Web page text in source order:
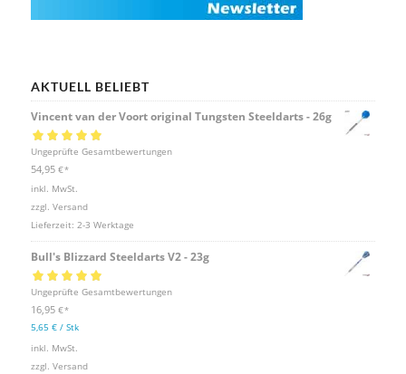
AKTUELL BELIEBT
Vincent van der Voort original Tungsten Steeldarts - 26g
Bewertet mit
5.00von 5
Ungeprüfte Gesamtbewertungen
54,95 €*
inkl. MwSt.
zzgl. Versand
Lieferzeit: 2-3 Werktage
Bull's Blizzard Steeldarts V2 - 23g
Bewertet mit
5.00von 5
Ungeprüfte Gesamtbewertungen
16,95 €*
5,65 €/ Stk
inkl. MwSt.
zzgl. Versand